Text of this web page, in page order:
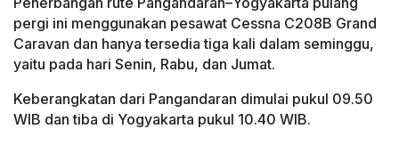
pergi ini menggunakan pesawat Cessna C208B Grand
Caravan dan hanya tersedia tiga kali dalam seminggu,
yaitu pada hari Senin, Rabu, dan Jumat.
Keberangkatan dari Pangandaran dimulai pukul 09.50
WIB dan tiba di Yogyakarta pukul 10.40 WIB.